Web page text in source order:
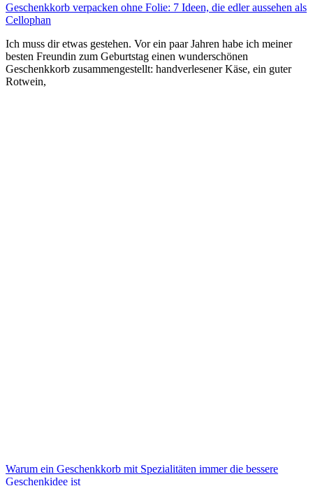
Geschenkkorb verpacken ohne Folie: 7 Ideen, die edler aussehen als
Cellophan
Ich muss dir etwas gestehen. Vor ein paar Jahren habe ich meiner
besten Freundin zum Geburtstag einen wunderschönen
Geschenkkorb zusammengestellt: handverlesener Käse, ein guter
Rotwein,
Warum ein Geschenkkorb mit Spezialitäten immer die bessere
Geschenkidee ist